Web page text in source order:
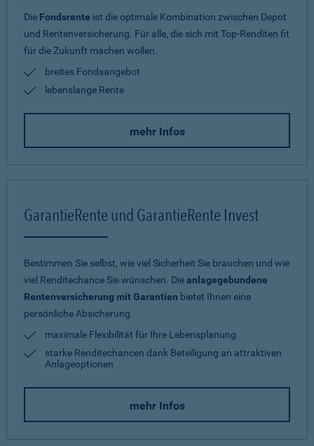
Die Fondsrente ist die optimale Kombination zwischen Depot
und Rentenversicherung. Für alle, die sich mit Top-Renditen fit
für die Zukunft machen wollen.
breites Fondsangebot
lebenslange Rente
mehr Infos
GarantieRente und GarantieRente Invest
Bestimmen Sie selbst, wie viel Sicherheit Sie brauchen und wie
viel Renditechance Sie wünschen. Dieanlagegebundene
Rentenversicherung mit Garantien bietet Ihnen eine
persönliche Absicherung.
maximale Flexibilität für Ihre Lebensplanung
starke Renditechancen dank Beteiligung an attraktiven
Anlageoptionen
mehr Infos